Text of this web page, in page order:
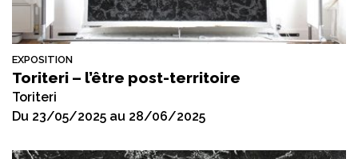
EXPOSITION
Toriteri – l’être post-territoire
Toriteri
Du 23/05/2025 au 28/06/2025